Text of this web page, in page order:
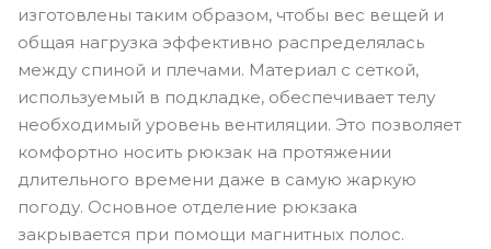
изготовлены таким образом, чтобы вес вещей и
общая нагрузка эффективно распределялась
между спиной и плечами. Материал с сеткой,
используемый в подкладке, обеспечивает телу
необходимый уровень вентиляции. Это позволяет
комфортно носить рюкзак на протяжении
длительного времени даже в самую жаркую
погоду. Основное отделение рюкзака
закрывается при помощи магнитных полос.